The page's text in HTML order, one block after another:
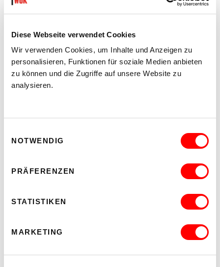
Diese Webseite verwendet Cookies
Wir verwenden Cookies, um Inhalte und Anzeigen zu
personalisieren, Funktionen für soziale Medien anbieten
zu können und die Zugriffe auf unsere Website zu
analysieren.
NOTWENDIG
PRÄFERENZEN
STATISTIKEN
MARKETING